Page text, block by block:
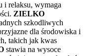
i relaksu, wymaga
ZIELKO
szkodliwych
dla środowiska i
takich jak kwas
stawia na wysoce